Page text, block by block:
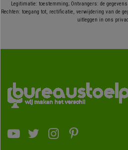
Legitimatie: toestemming; Ontvangers: de
Rechten: toegang tot, rectificatie, verwijdering van de
uitleggen in ons